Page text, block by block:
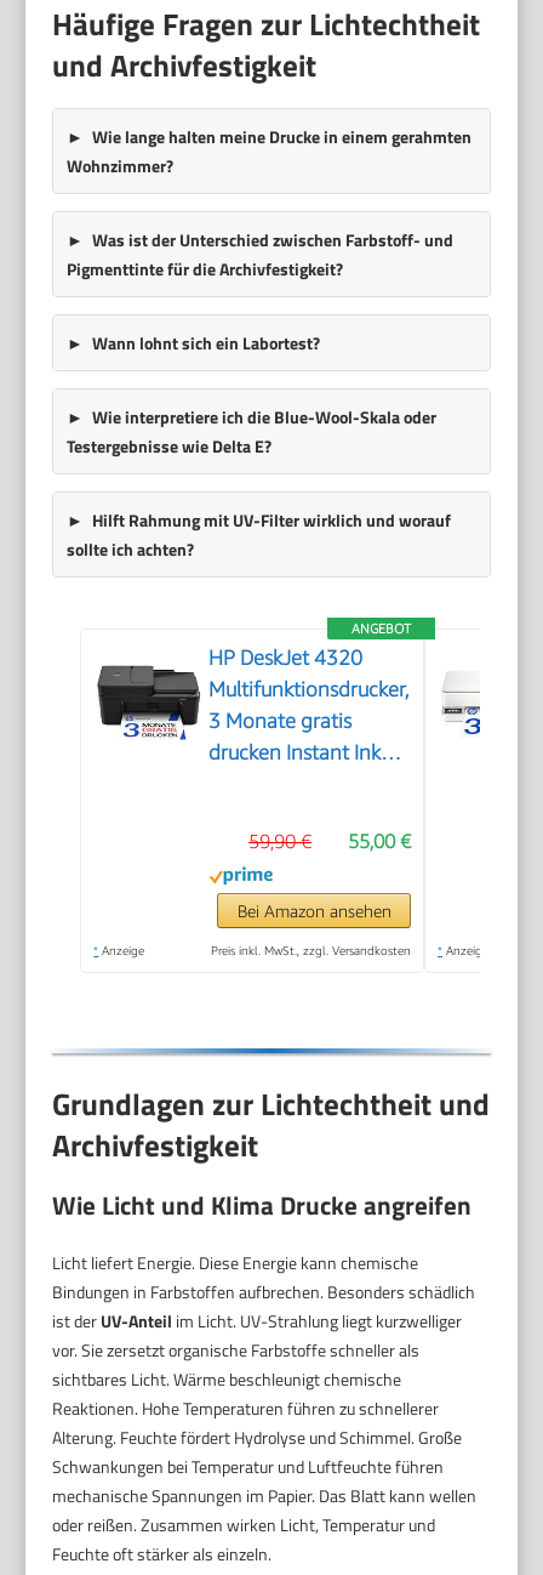
Häufige Fragen zur Lichtechtheit
und Archivfestigkeit
Wie lange halten meine Drucke in einem gerahmten
Wohnzimmer?
Was ist der Unterschied zwischen Farbstoff- und
Pigmenttinte für die Archivfestigkeit?
Wann lohnt sich ein Labortest?
Wie interpretiere ich die Blue-Wool-Skala oder
Testergebnisse wie Delta E?
Hilft Rahmung mit UV-Filter wirklich und worauf
sollte ich achten?
ANGEBOT
HP DeskJet 4320
Multifunktionsdrucker,
3 Monate gratis
drucken Instant Ink
WLAN, Automatischer
Vorlageneinzug,
Tinte: 308/308e
55,00 €
59,90 €
Bei Amazon ansehen
* Anzeige Preis inkl. MwSt., zzgl. Versandkosten * Anzeige
Grundlagen zur Lichtechtheit und
Archivfestigkeit
Wie Licht und Klima Drucke angreifen
Licht liefert Energie. Diese Energie kann chemische
Bindungen in Farbstoffen aufbrechen. Besonders schädlich
ist derUV-Anteil im Licht. UV-Strahlung liegt kurzwelliger
vor. Sie zersetzt organische Farbstoffe schneller als
sichtbares Licht. Wärme beschleunigt chemische
Reaktionen. Hohe Temperaturen führen zu schnellerer
Alterung. Feuchte fördert Hydrolyse und Schimmel. Große
Schwankungen bei Temperatur und Luftfeuchte führen
mechanische Spannungen im Papier. Das Blatt kann wellen
oder reißen. Zusammen wirken Licht, Temperatur und
Feuchte oft stärker als einzeln.